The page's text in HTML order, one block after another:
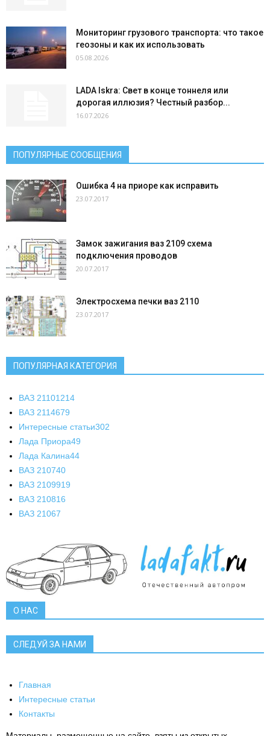
Мониторинг грузового транспорта: что такое
геозоны и как их использовать
05.08.2026
LADA Iskra: Свет в конце тоннеля или
дорогая иллюзия? Честный разбор...
16.07.2026
ПОПУЛЯРНЫЕ СООБЩЕНИЯ
Ошибка 4 на приоре как исправить
23.07.2017
Замок зажигания ваз 2109 схема
подключения проводов
20.07.2017
Электросхема печки ваз 2110
23.07.2017
ПОПУЛЯРНАЯ КАТЕГОРИЯ
ВАЗ 21101214
ВАЗ 2114679
Интересные статьи302
Лада Приора49
Лада Калина44
ВАЗ 210740
ВАЗ 2109919
ВАЗ 210816
ВАЗ 21067
О НАС
СЛЕДУЙ ЗА НАМИ
Главная
Интересные статьи
Контакты